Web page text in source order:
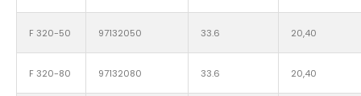
F 320-50 97132050 33.6 20,40
F 320-80 97132080 33.6 20,40